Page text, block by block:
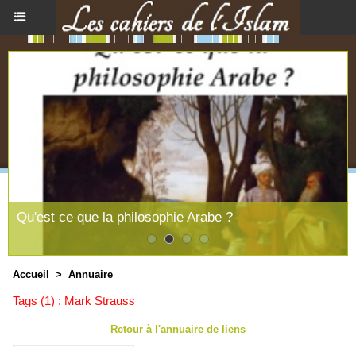
Qu'est ce que la philosophie Arabe ?
Accueil > Annuaire
Tags (1) : Mark Strauss
Retour à l'annuaire de liens